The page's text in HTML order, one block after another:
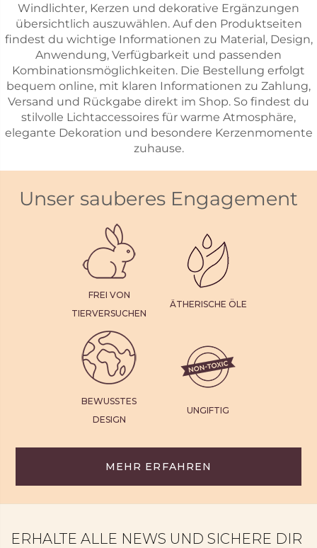
Windlichter, Kerzen und dekorative Ergänzungen
übersichtlich auszuwählen. Auf den Produktseiten
findest du wichtige Informationen zu Material, Design,
Anwendung, Verfügbarkeit und passenden
Kombinationsmöglichkeiten. Die Bestellung erfolgt
bequem online, mit klaren Informationen zu Zahlung,
Versand und Rückgabe direkt im Shop. So findest du
stilvolle Lichtaccessoires für warme Atmosphäre,
elegante Dekoration und besondere Kerzenmomente
zuhause.
Unser sauberes Engagement
FREI VON
TIERVERSUCHEN
ÄTHERISCHE ÖLE
BEWUSSTES
DESIGN
UNGIFTIG
MEHR ERFAHREN
ERHALTE ALLE NEWS UND SICHERE DIR